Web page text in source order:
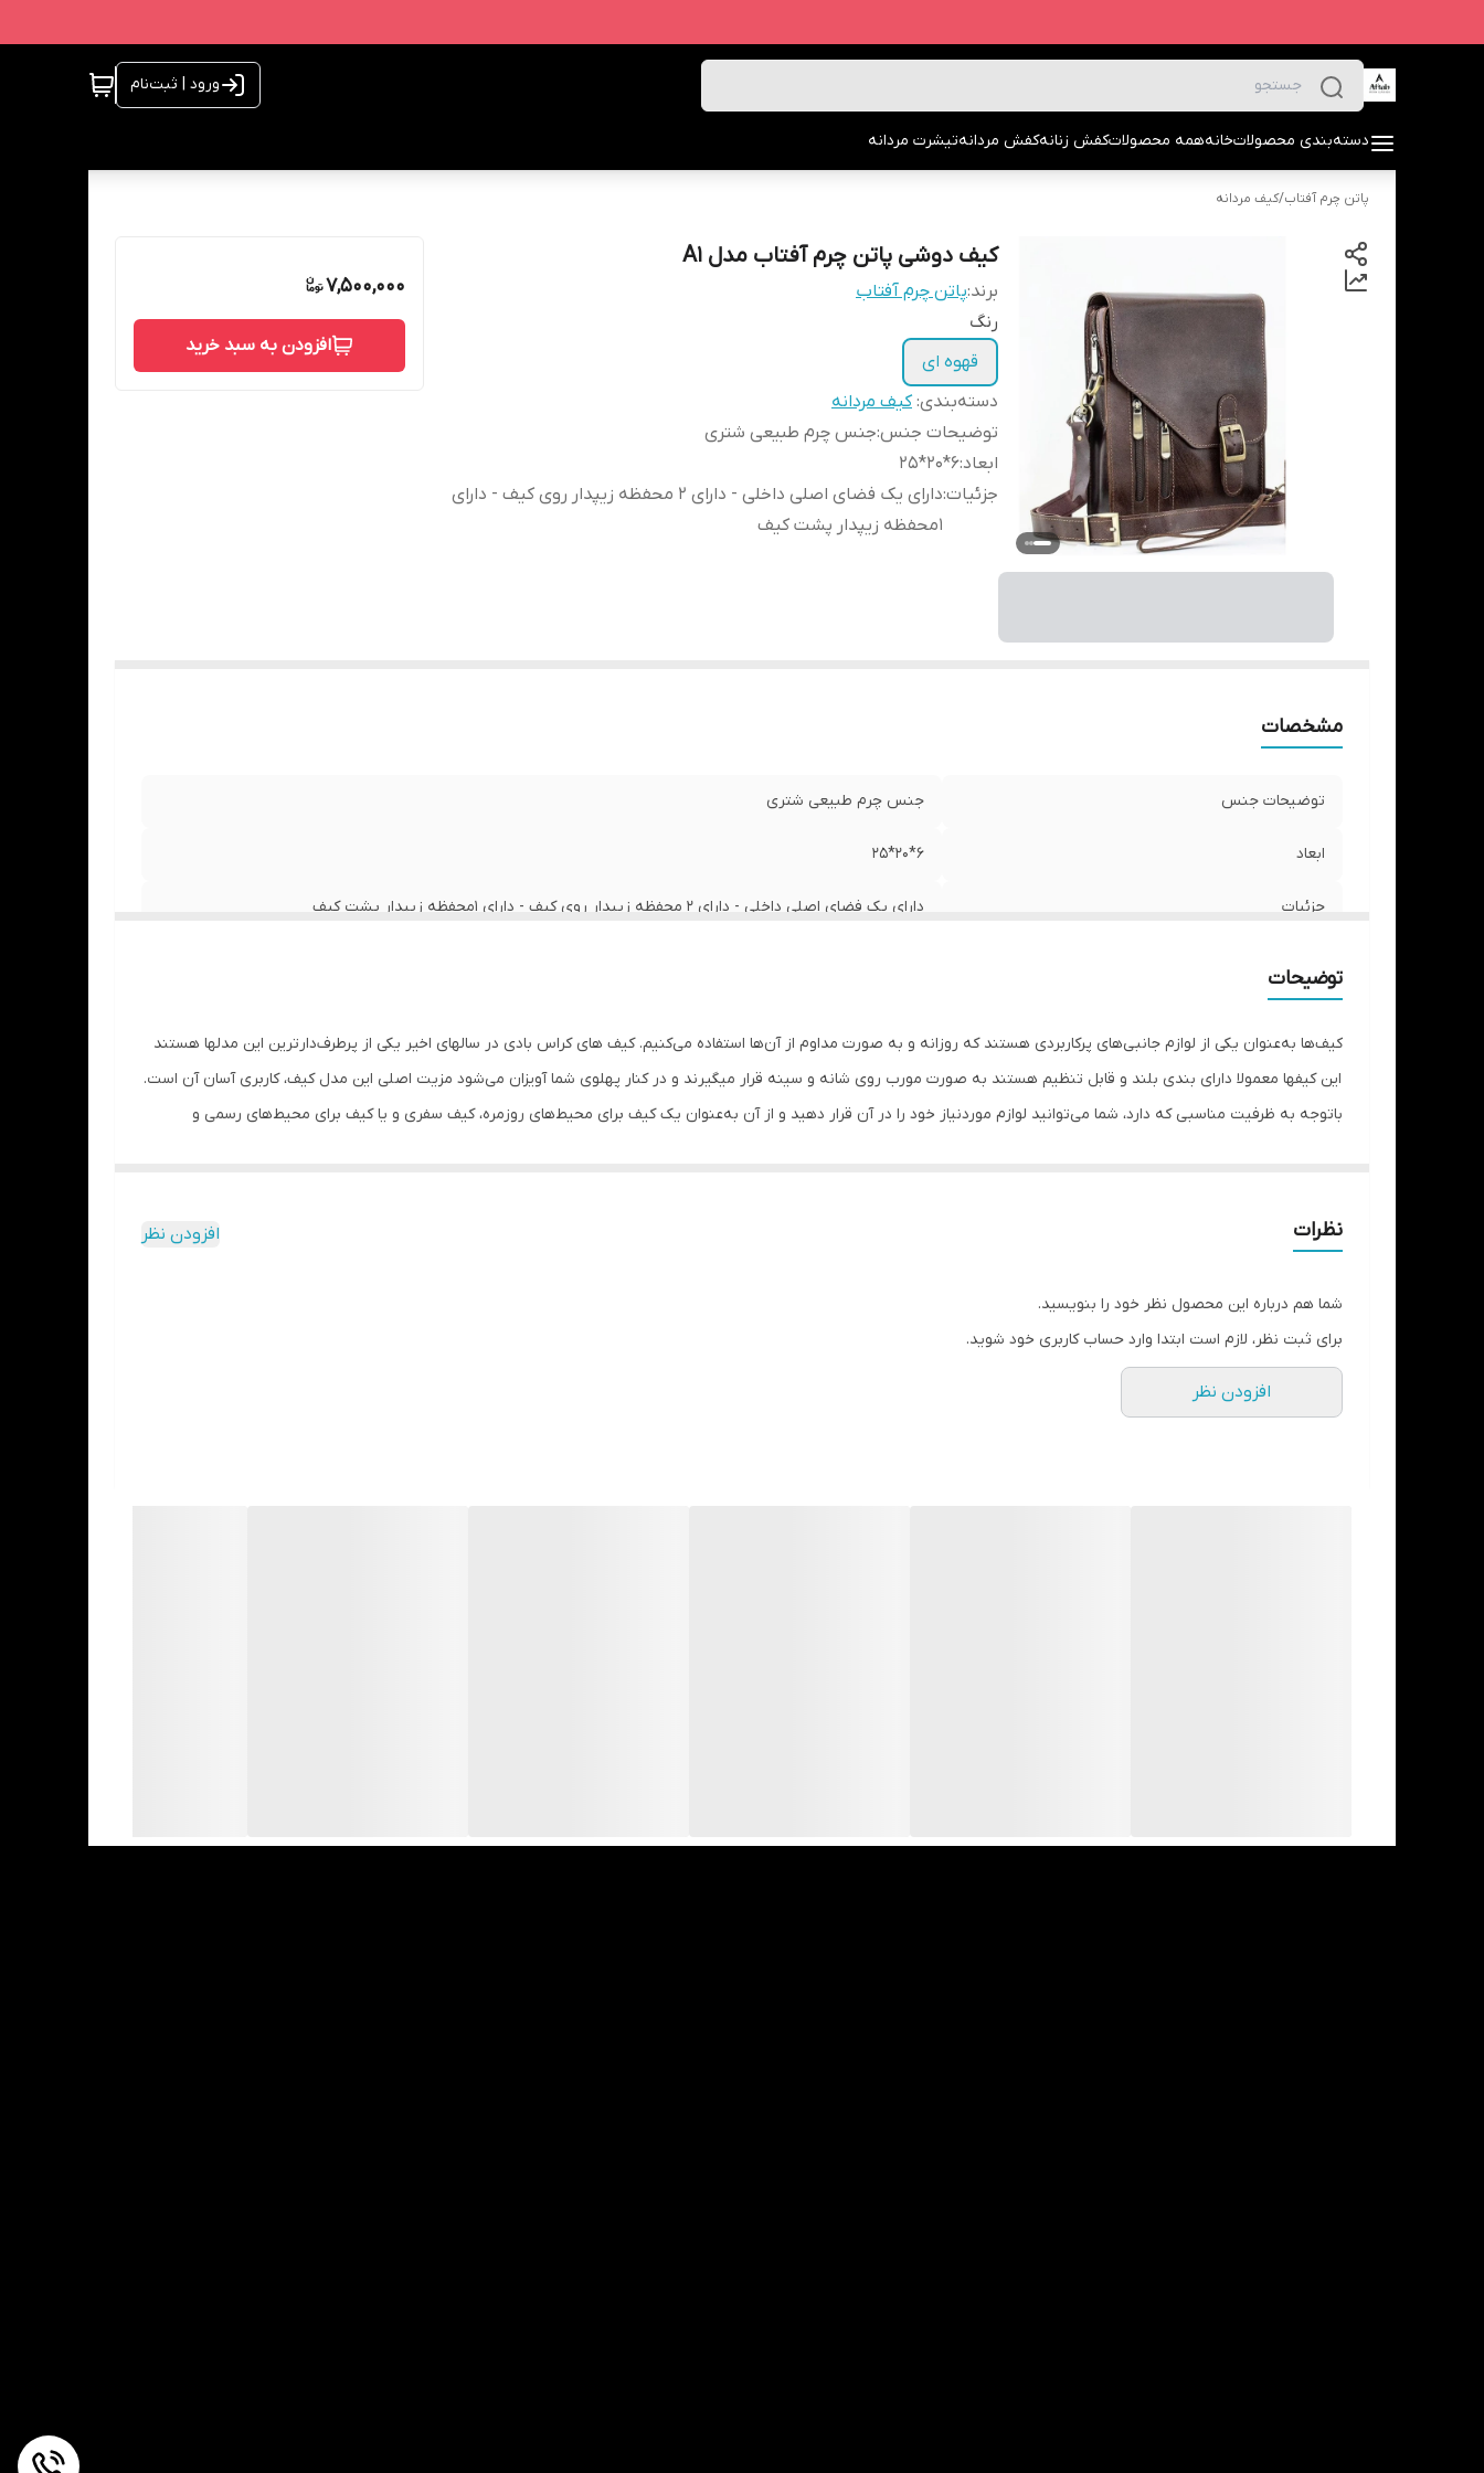
ورود | ثبت‌نام
دسته‌بندی محصولاتخانههمه محصولاتکفش زنانهکفش مردانهتیشرت مردانه
پاتن چرم آفتاب/کیف مردانه
کیف دوشی پاتن چرم آفتاب مدل A1
برند:پاتن چرم آفتاب
رنگ
قهوه ای
دسته‌بندی:کیف مردانه
توضیحات جنس:جنس چرم طبیعی شتری
ابعاد:
6*20*25
جزئیات:
دارای یک فضای اصلی داخلی - دارای 2 محفظه زیپدار روی کیف - دارای
1محفظه زیپدار پشت کیف
7,500,000
افزودن به سبد خرید
مشخصات
توضیحات جنس جنس چرم طبیعی شتری
ابعاد 6*20*25
جزئیات دارای یک فضای اصلی داخلی - دارای 2 محفظه زیپدار روی کیف - دارای 1محفظه زیپدار پشت کیف
توضیحات
کیف‌ها به‌عنوان یکی از لوازم جانبی‌های پرکاربردی هستند که روزانه و به‌ صورت مداوم از آن‌ها استفاده می‌کنیم. کیف های کراس بادی در سالهای اخیر یکی از پرطرف‌دارترین این مدلها هستند
این کیفها معمولا دارای بندی بلند و قابل تنظیم هستند به صورت مورب روی شانه و سینه قرار میگیرند و در کنار پهلوی شما آویزان می‌شود مزیت‌ اصلی این مدل کیف، کاربری آسان آن است.
باتوجه‌ به ظرفیت مناسبی که دارد، شما می‌توانید لوازم موردنیاز خود را در آن قرار دهید و از آن به‌عنوان یک کیف‌ برای محیط‌های روزمره، کیف سفری و یا کیف برای محیط‌های رسمی و
میتواند گزینه مناسبی باشد .
نظرات افزودن نظر
شما هم درباره این محصول نظر خود را بنویسید.
برای ثبت نظر، لازم است ابتدا وارد حساب کاربری خود شوید.
افزودن نظر